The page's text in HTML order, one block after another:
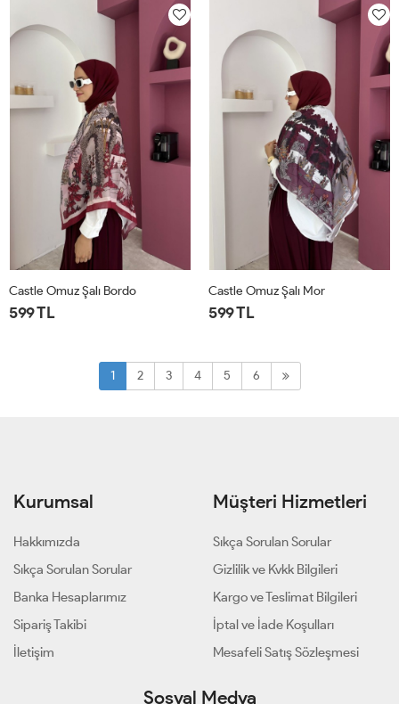
Castle Omuz Şalı Bordo
599 TL
Castle Omuz Şalı Mor
599 TL
1 2 3 4 5 6
Kurumsal
Hakkımızda
Sıkça Sorulan Sorular
Banka Hesaplarımız
Sipariş Takibi
İletişim
Müşteri Hizmetleri
Sıkça Sorulan Sorular
Gizlilik ve Kvkk Bilgileri
Kargo ve Teslimat Bilgileri
İptal ve İade Koşulları
Mesafeli Satış Sözleşmesi
Sosyal Medya